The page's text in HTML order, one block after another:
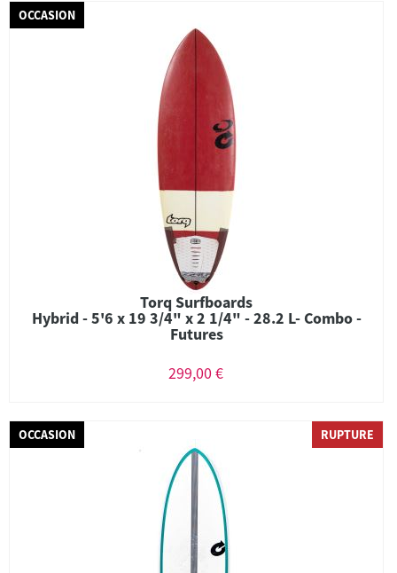
OCCASION
Torq Surfboards
Hybrid - 5'6 x 19 3/4" x 2 1/4" - 28.2 L- Combo -
Futures
299,00 €
OCCASION RUPTURE